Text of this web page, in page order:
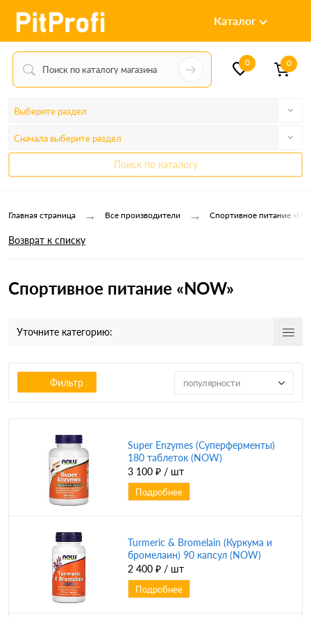
Каталог
0 0
Выберите раздел
Сначала выберите раздел
Поиск по каталогу
Главная страница → Все производители → Спортивное питание
Возврат к списку
Спортивное питание «NOW»
Уточните категорию:
Фильтр популярности
Super Enzymes (Суперферменты)
180 таблеток (NOW)
3 100 ₽ / шт
Подробнее
Turmeric & Bromelain (Куркума и
бромелаин) 90 капсул (NOW)
2 400 ₽ / шт
Подробнее